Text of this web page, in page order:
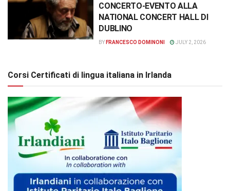
CONCERTO-EVENTO ALLA
NATIONAL CONCERT HALL DI
DUBLINO
BY FRANCESCO DOMINONI JULY 2, 2026
Corsi Certificati di lingua italiana in Irlanda